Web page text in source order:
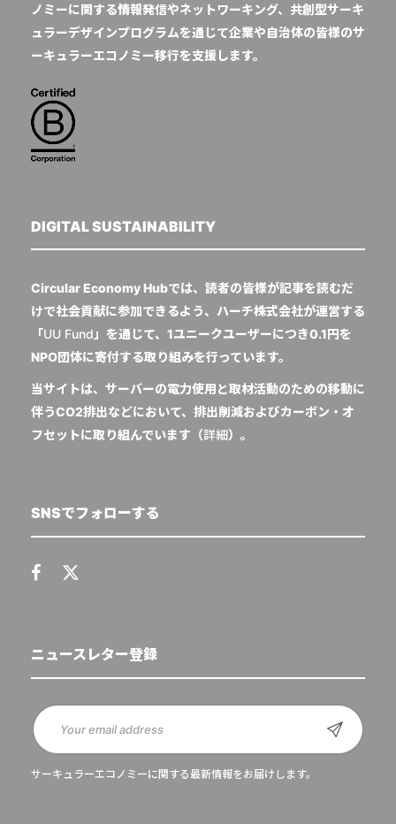
ノミーに関する情報発信やネットワーキング、共創型サーキ
ュラーデザインプログラムを通じて企業や自治体の皆様のサ
ーキュラーエコノミー移行を支援します。
DIGITAL SUSTAINABILITY
Circular Economy Hubでは、読者の皆様が記事を読むだ
けで社会貢献に参加できるよう、ハーチ株式会社が運営する
「UU Fund 」を通じて、1ユニークユーザーにつき0.1円を
NPO団体に寄付する取り組みを行っています。
当サイトは、サーバーの電力使用と取材活動のための移動に
伴うCO2排出などにおいて、排出削減およびカーボン・オ
フセットに取り組んでいます（詳細）。
SNSでフォローする
ニュースレター登録
サーキュラーエコノミーに関する最新情報をお届けします。